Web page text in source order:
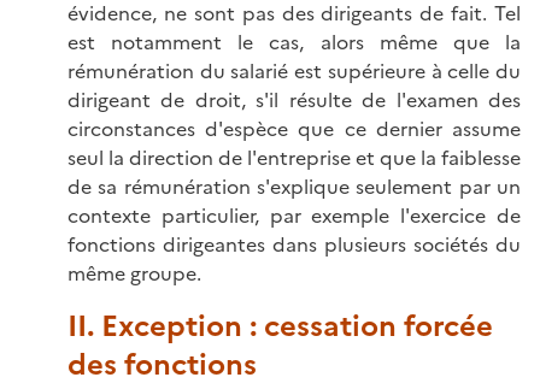
évidence, ne sont pas des dirigeants de fait. Tel
est notamment le cas, alors même que la
rémunération du salarié est supérieure à celle du
dirigeant de droit, s'il résulte de l'examen des
circonstances d'espèce que ce dernier assume
seul la direction de l'entreprise et que la faiblesse
de sa rémunération s'explique seulement par un
contexte particulier, par exemple l'exercice de
fonctions dirigeantes dans plusieurs sociétés du
même groupe.
II. Exception : cessation forcée
des fonctions